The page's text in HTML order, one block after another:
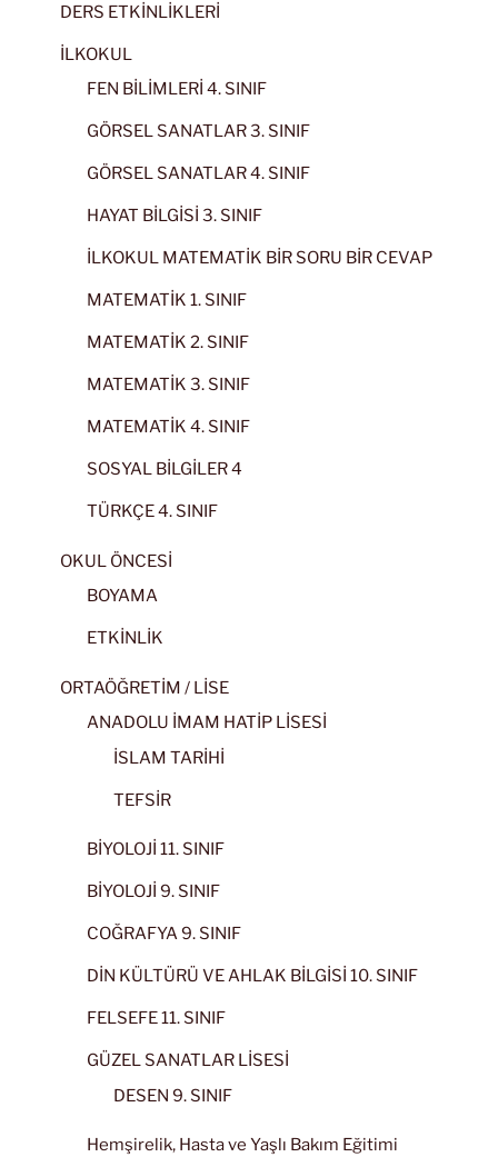
DERS ETKİNLİKLERİ
İLKOKUL
FEN BİLİMLERİ 4. SINIF
GÖRSEL SANATLAR 3. SINIF
GÖRSEL SANATLAR 4. SINIF
HAYAT BİLGİSİ 3. SINIF
İLKOKUL MATEMATİK BİR SORU BİR CEVAP
MATEMATİK 1. SINIF
MATEMATİK 2. SINIF
MATEMATİK 3. SINIF
MATEMATİK 4. SINIF
SOSYAL BİLGİLER 4
TÜRKÇE 4. SINIF
OKUL ÖNCESİ
BOYAMA
ETKİNLİK
ORTAÖĞRETİM / LİSE
ANADOLU İMAM HATİP LİSESİ
İSLAM TARİHİ
TEFSİR
BİYOLOJİ 11. SINIF
BİYOLOJİ 9. SINIF
COĞRAFYA 9. SINIF
DİN KÜLTÜRÜ VE AHLAK BİLGİSİ 10. SINIF
FELSEFE 11. SINIF
GÜZEL SANATLAR LİSESİ
DESEN 9. SINIF
Hemşirelik, Hasta ve Yaşlı Bakım Eğitimi